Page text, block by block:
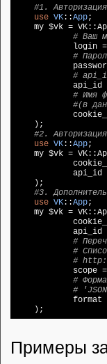
#1.
use VK::App;
my $vk =
# Ваш
login
#
#
# Имя
#(в
    );
#2.
use VK::App;
my $vk =
    );
#3.
use VK::App;
my $vk =
#
#
#
scope
#
#
Примеры